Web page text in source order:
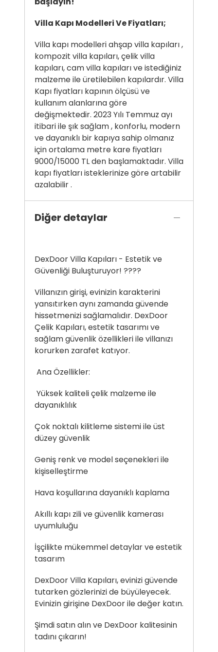
Villa Kapı Modelleri Ve Fiyatları;
Villa kapı modelleri ahşap villa kapıları ,
kompozit villa kapıları, çelik villa
kapıları, cam villa kapıları ve istediğiniz
malzeme ile üretilebilen kapılardır. Villa
Kapı fiyatları kapının ölçüsü ve
kullanım alanlarına göre
değişmektedir. 2023 Yılı Temmuz ayı
itibari ile şık sağlam , konforlu, modern
ve dayanıklı bir kapıya sahip olmanız
için ortalama metre kare fiyatları
9000/15000 TL den başlamaktadır. Villa
kapı fiyatları isteklerinize göre artabilir
azalabilir .
Diğer detaylar
DexDoor Villa Kapıları - Estetik ve
Güvenliği Buluşturuyor! ????
Villanızın girişi, evinizin karakterini
yansıtırken aynı zamanda güvende
hissetmenizi sağlamalıdır. DexDoor
Çelik Kapıları, estetik tasarımı ve
sağlam güvenlik özellikleri ile villanızı
korurken zarafet katıyor.
Ana Özellikler:
Yüksek kaliteli çelik malzeme ile
dayanıklılık
Çok noktalı kilitleme sistemi ile üst
düzey güvenlik
Geniş renk ve model seçenekleri ile
kişiselleştirme
Hava koşullarına dayanıklı kaplama
Akıllı kapı zili ve güvenlik kamerası
uyumluluğu
İşçilikte mükemmel detaylar ve estetik
tasarım
DexDoorVilla Kapıları, evinizi güvende
tutarken gözlerinizi de büyüleyecek.
Evinizin girişine DexDoor ile değer katın.
Şimdi satın alın ve DexDoor kalitesinin
tadını çıkarın!